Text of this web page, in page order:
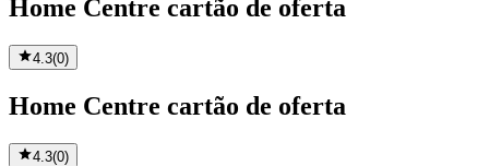
Home Centre cartão de oferta
4.3(0)
Home Centre cartão de oferta
4.3(0)